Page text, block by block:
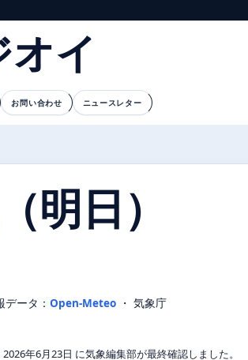
オイ
お問い合わせ ニュースレター
明日）
データ： Open-Meteo ・ 気象庁
年6月23日 に気象編集部が最終確認しました。